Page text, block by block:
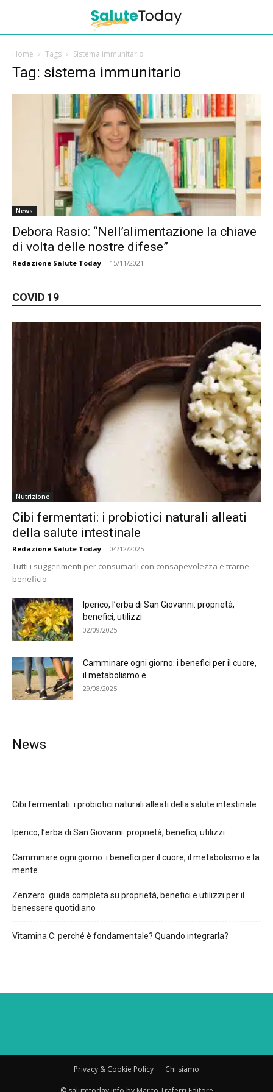
Home Tags Sistema immunitario
Tag: sistema immunitario
News
Debora Rasio: “Nell’alimentazione la chiave
di volta delle nostre difese”
Redazione Salute Today - 15/11/2021
COVID 19
Nutrizione
Cibi fermentati: i probiotici naturali alleati
della salute intestinale
Redazione Salute Today - 04/12/2025
Tutti i suggerimenti per consumarli con consapevolezza e trarne
beneficio
Iperico, l’erba di San Giovanni: proprietà,
benefici, utilizzi
02/09/2025
Camminare ogni giorno: i benefici per il cuore,
il metabolismo e...
29/08/2025
News
Cibi fermentati: i probiotici naturali alleati della salute intestinale
Iperico, l’erba di San Giovanni: proprietà, benefici, utilizzi
Camminare ogni giorno: i benefici per il cuore, il metabolismo e la
mente.
Zenzero: guida completa su proprietà, benefici e utilizzi per il
benessere quotidiano
Vitamina C: perché è fondamentale? Quando integrarla?
Privacy & Cookie Policy Chi siamo